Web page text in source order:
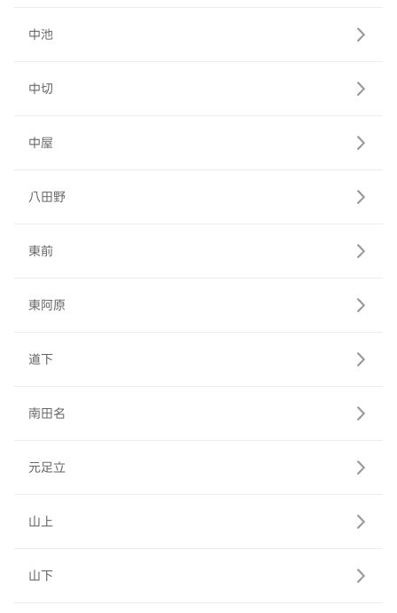
中池
中切
中屋
八田野
東前
東阿原
道下
南田名
元足立
山上
山下